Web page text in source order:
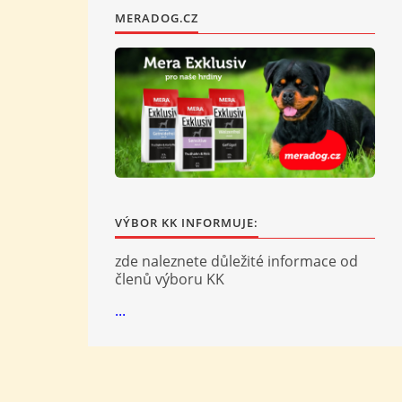
MERADOG.CZ
VÝBOR KK INFORMUJE:
zde naleznete důležité informace od
členů výboru KK
...